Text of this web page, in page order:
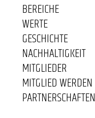
BEREICHE
WERTE
GESCHICHTE
NACHHALTIGKEIT
MITGLIEDER
MITGLIED WERDEN
PARTNERSCHAFTEN